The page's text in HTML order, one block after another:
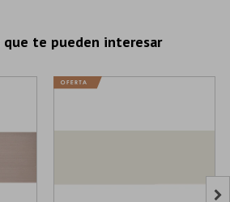
que te pueden interesar
